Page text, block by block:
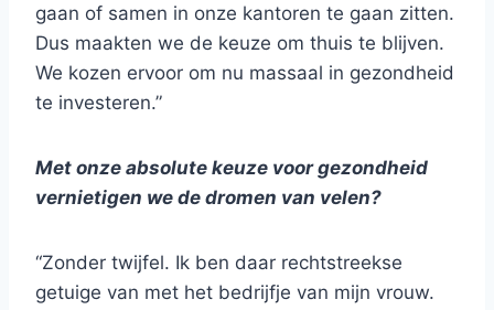
gaan of samen in onze kantoren te gaan zitten.
Dus maakten we de keuze om thuis te blijven.
We kozen ervoor om nu massaal in gezondheid
te investeren.”
Met onze absolute keuze voor gezondheid
vernietigen we de dromen van velen?
“Zonder twijfel. Ik ben daar rechtstreekse
getuige van met het bedrijfje van mijn vrouw.